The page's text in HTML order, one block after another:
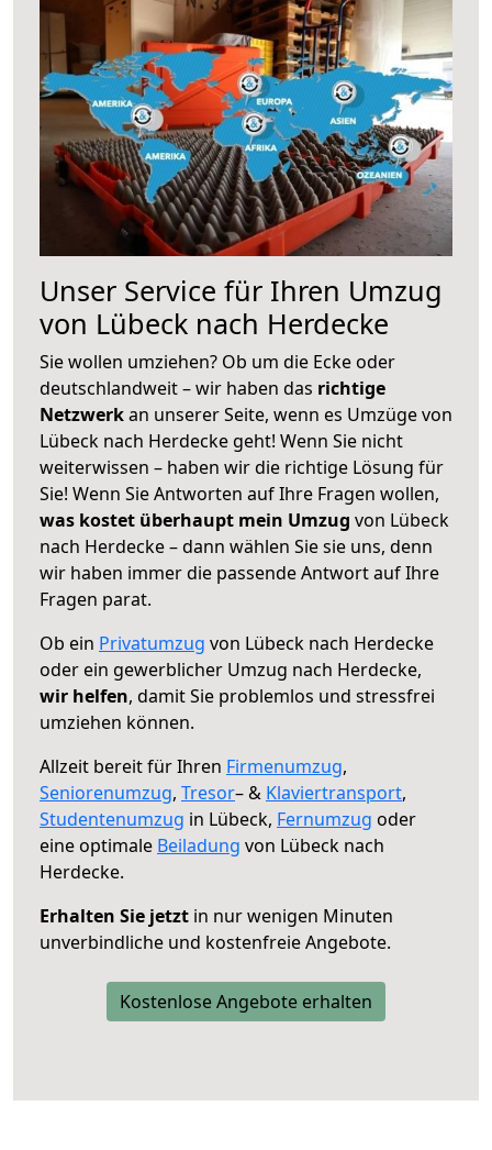
Unser Service für Ihren Umzug
von Lübeck nach Herdecke
Sie wollen umziehen? Ob um die Ecke oder
deutschlandweit – wir haben das richtige
Netzwerkan unserer Seite, wenn es Umzüge von
Lübeck nach Herdecke geht! Wenn Sie nicht
weiterwissen – haben wir die richtige Lösung für
Sie! Wenn Sie Antworten auf Ihre Fragen wollen,
was kostet überhaupt mein Umzug von Lübeck
nach Herdecke – dann wählen Sie sie uns, denn
wir haben immer die passende Antwort auf Ihre
Fragen parat.
Ob ein Privatumzug von Lübeck nach Herdecke
oder ein gewerblicher Umzug nach Herdecke,
wir helfen, damit Sie problemlos und stressfrei
umziehen können.
Allzeit bereit für Ihren Firmenumzug,
Seniorenumzug, Tresor– & Klaviertransport,
Studentenumzug in Lübeck, Fernumzug oder
eine optimale Beiladung von Lübeck nach
Herdecke.
Erhalten Sie jetzt in nur wenigen Minuten
unverbindliche und kostenfreie Angebote.
Kostenlose Angebote erhalten